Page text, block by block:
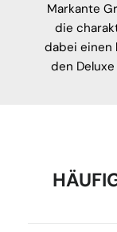
Markante
die
dabei einen
den